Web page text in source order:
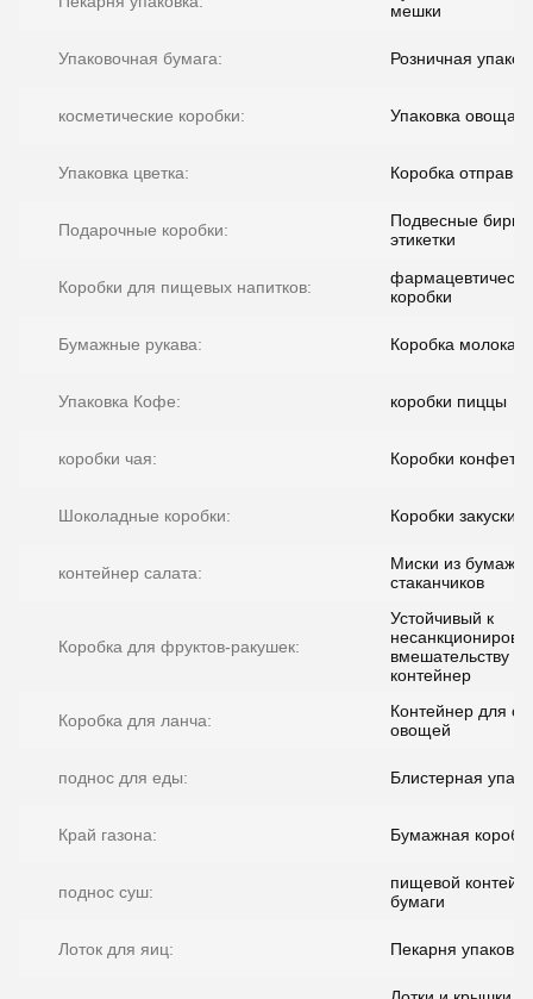
мешки
Упаковочная бумага: Розничная
косметические коробки: Упаковка овоща
Упаковка цветка: Коробка
Подарочные коробки:
Подвесные бирки-
этикетки
Коробки для пищевых напитков:
коробки
Бумажные рукава: Коробка молока
Упаковка Кофе: коробки пиццы
коробки чая: Коробки конфет
Шоколадные коробки: Коробки закуски
контейнер салата:
Миски из
стаканчиков
Коробка для фруктов-ракушек:
Устойчивый к
вмешательству
контейнер
Коробка для ланча:
Контейнер для
овощей
поднос для еды: Блистерная
Край газона: Бумажная
поднос суш:
пищевой
бумаги
Лоток для яиц: Пекарня упаковка